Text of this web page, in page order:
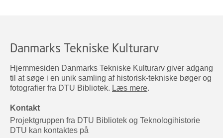
Danmarks Tekniske Kulturarv
Hjemmesiden Danmarks Tekniske Kulturarv giver adgang
til at søge i en unik samling af historisk-tekniske bøger og
fotografier fra DTU Bibliotek. Læs mere.
Kontakt
Projektgruppen fra DTU Bibliotek og Teknologihistorie
DTU kan kontaktes på